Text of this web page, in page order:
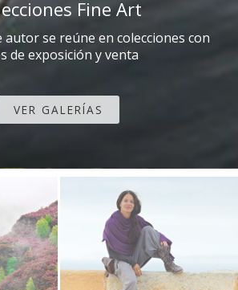
Fine Art
autor se reúne en colecciones con
de exposición y venta
VER GALERÍAS